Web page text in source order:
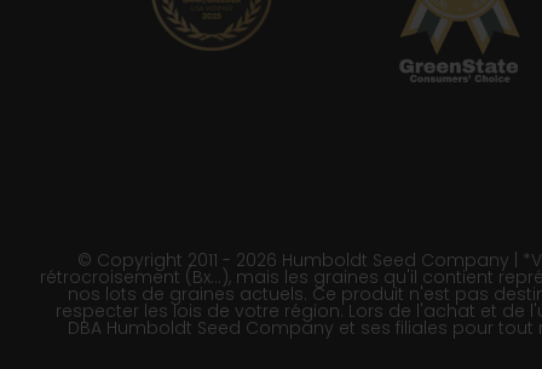
© Copyright 2011 - 2026 Humboldt Seed Company |
rétrocroisement (Bx…), mais les graines qu'il contient
nos lots de graines actuels. Ce produit n'est pas
respecter les lois de votre région. Lors de l'achat et
DBA Humboldt Seed Company et ses filiales pour